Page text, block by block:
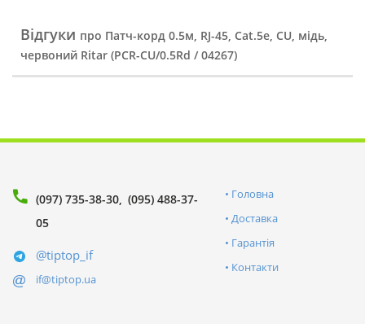
Відгуки про Патч-корд 0.5м, RJ-45, Cat.5e, CU, мідь,
червоний Ritar (PCR-CU/0.5Rd / 04267)
(097) 735-38-30 (095) 488-37-
05
@tiptop_if
if@tiptop.ua
Головна
Доставка
Гарантія
Контакти